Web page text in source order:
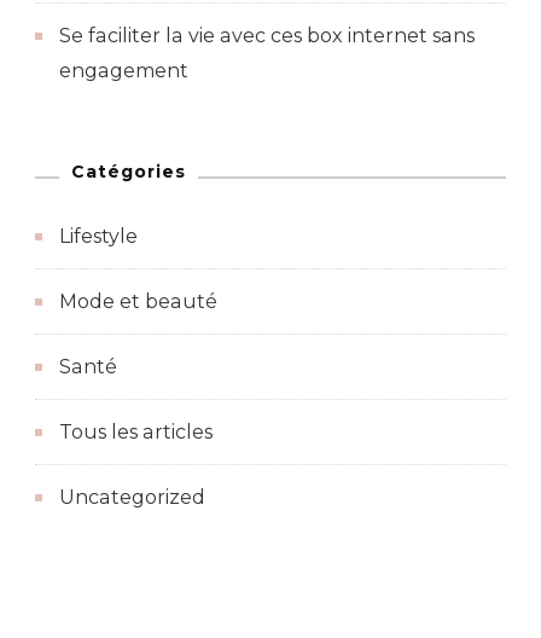
Se faciliter la vie avec ces box internet sans
engagement
Catégories
Lifestyle
Mode et beauté
Santé
Tous les articles
Uncategorized